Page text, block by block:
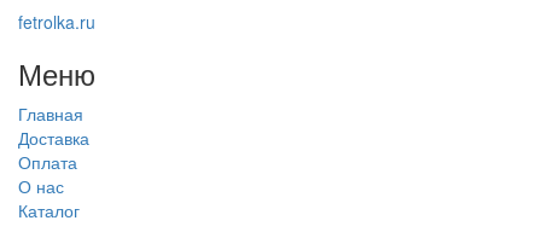
fetrolka.ru
Меню
Главная
Доставка
Оплата
О нас
Каталог